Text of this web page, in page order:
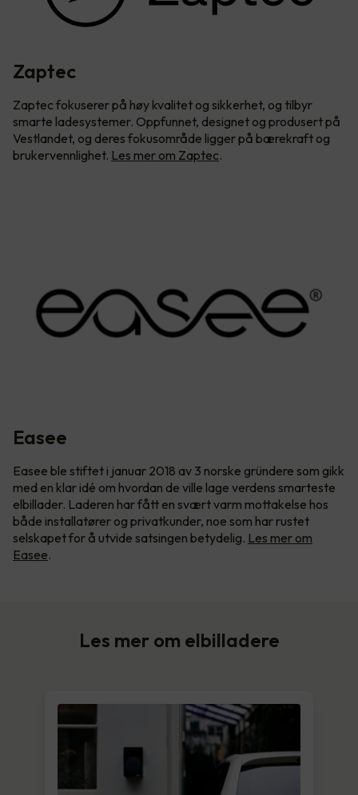
Zaptec
Zaptec fokuserer på høy kvalitet og sikkerhet, og tilbyr
smarte ladesystemer. Oppfunnet, designet og produsert på
Vestlandet, og deres fokusområde ligger på bærekraft og
brukervennlighet. Les mer om Zaptec.
Easee
Easee ble stiftet i januar 2018 av 3 norske gründere som gikk
med en klar idé om hvordan de ville lage verdens smarteste
elbillader. Laderen har fått en svært varm mottakelse hos
både installatører og privatkunder, noe som har rustet
selskapet for å utvide satsingen betydelig. Les mer om
Easee.
Les mer om elbilladere